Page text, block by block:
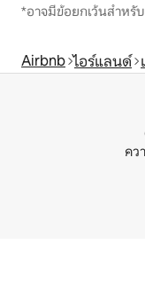
*อาจมีข้อยกเว้นสำห
Airbnb ไอร์แลนด์
คว